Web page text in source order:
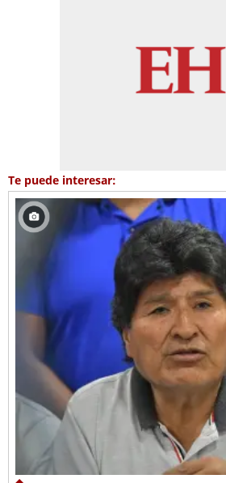
Te puede interesar: